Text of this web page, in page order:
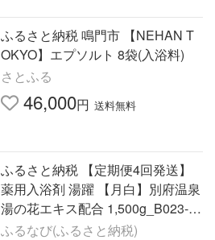
ふるさと納税 鳴門市 【NEHAN T
OKYO】エプソルト 8袋(入浴料)
さとふる
46,000円 送料無料
ふるさと納税 【定期便4回発送】
薬用入浴剤 湯躍 【月白】別府温泉
湯の花エキス配合 1,500g_B023-0
17 大分県別府市
ふるなび(ふるさと納税)